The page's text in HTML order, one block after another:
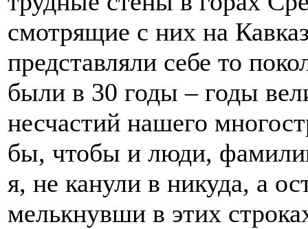
смотрящие с них на
представляли себе то
были в 30 годы – годы
несчастий нашего
бы, чтобы и люди,
я, не канули в никуда, а
мелькнувши в этих